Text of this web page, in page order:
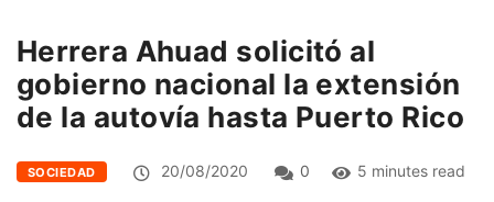
Herrera Ahuad solicitó al
gobierno nacional la extensión
de la autovía hasta Puerto Rico
SOCIEDAD 20/08/2020 0 5 minutes read